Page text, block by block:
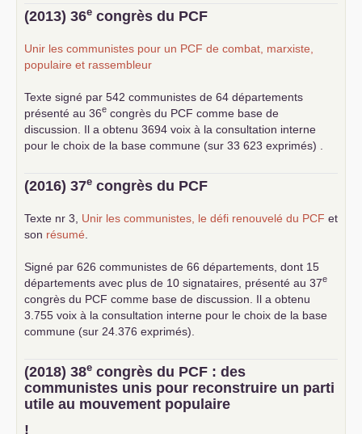
... lire la suite
(2013) 36e congrès du PCF
Unir les communistes pour un PCF de combat, marxiste,
populaire et rassembleur
Texte signé par 542 communistes de 64 départements
présenté au 36e congrès du PCF comme base de
discussion. Il a obtenu 3694 voix à la consultation interne
pour le choix de la base commune (sur 33 623 exprimés) .
(2016) 37e congrès du PCF
Texte nr 3, Unir les communistes, le défi renouvelé du PCF et
son résumé
Signé par 626 communistes de 66 départements, dont 15
départements avec plus de 10 signataires, présenté au 37e
congrès du PCF comme base de discussion. Il a obtenu
3.755 voix à la consultation interne pour le choix de la base
commune (sur 24.376 exprimés).
(2018) 38e congrès du PCF : des
communistes unis pour reconstruire un parti
utile au mouvement populaire
!